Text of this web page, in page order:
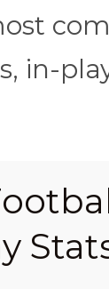
in-